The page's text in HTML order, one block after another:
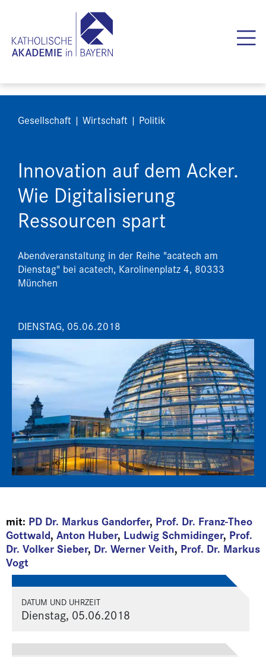
Gesellschaft | Wirtschaft | Politik
Innovation auf dem Acker.
Wie Digitalisierung
Ressourcen spart
Abendveranstaltung in der Reihe "acatech am
Dienstag" bei acatech, Karolinenplatz 4, 80333
München
DIENSTAG, 05.06.2018
mit: PD Dr. Markus Gandorfer, Prof. Dr. Franz-Theo
Gottwald, Anton Huber, Ludwig Schmidinger, Prof.
Dr. Volker Sieber, Dr. Werner Veith, Prof. Dr. Markus
Vogt
DATUM UND UHRZEIT
Dienstag, 05.06.2018